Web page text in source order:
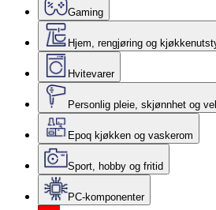
Gaming
Hjem, rengjøring og
Hvitevarer
Personlig pleie, skjønnhet og
Epoq kjøkken og vaskerom
Sport, hobby og fritid
PC-komponenter